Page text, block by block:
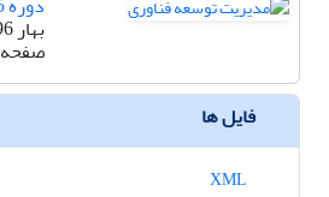
بهار 1396
صفحه
فایل ها